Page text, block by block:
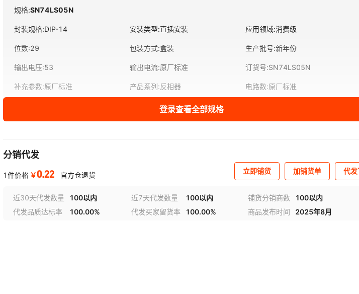
规格:SN74LS05N
封装规格:DIP-14 安装类型:直插安装 应用领域:消费级
位数:29 包装方式:盒装 生产批号:新年份
输出电压:53 输出电流:原厂标准 订货号:SN74LS05N
补充参数:原厂标准 产品系列 :反相器 电路数:原厂标准
登录查看全部规格
分销代发
1件价格 ￥0.22 官方仓退货 立即铺货 加铺货单 代
近30天代发数量 100以内 近7天代发数量 100以内 铺货分销商数
100以内
代发品质达标率
100.00% 代发买家留货率 100.00% 商品发布时间 2025年8月